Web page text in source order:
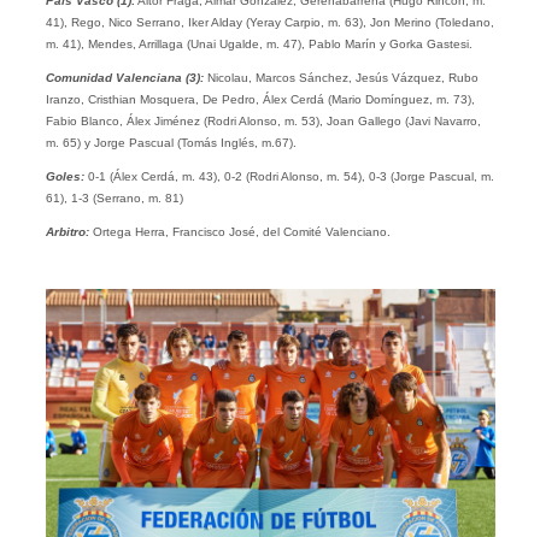
41), Rego, Nico Serrano, Iker Alday (Yeray Carpio, m. 63), Jon Merino (Toledano,
m. 41), Mendes, Arrillaga (Unai Ugalde, m. 47), Pablo Marín y Gorka Gastesi.
Comunidad Valenciana (3):Nicolau, Marcos Sánchez, Jesús Vázquez, Rubo
Iranzo, Cristhian Mosquera, De Pedro, Álex Cerdá (Mario Domínguez, m. 73),
Fabio Blanco, Álex Jiménez (Rodri Alonso, m. 53), Joan Gallego (Javi Navarro,
m. 65) y Jorge Pascual (Tomás Inglés, m.67).
Goles:0-1 (Álex Cerdá, m. 43), 0-2 (Rodri Alonso, m. 54), 0-3 (Jorge Pascual, m.
61), 1-3 (Serrano, m. 81)
Arbitro:Ortega Herra, Francisco José, del Comité Valenciano.